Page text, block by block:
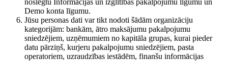
noslēgtu Informācijas un izglītības pakalpojumu līgumu un
Demo konta līgumu.
Jūsu personas dati var tikt nodoti šādām organizāciju
kategorijām: bankām, ātro maksājumu pakalpojumu
sniedzējiem, uzņēmumiem no kapitāla grupas, kurai pieder
datu pārziņš, kurjeru pakalpojumu sniedzējiem, pasta
operatoriem, uzraudzības iestādēm, finanšu informācijas